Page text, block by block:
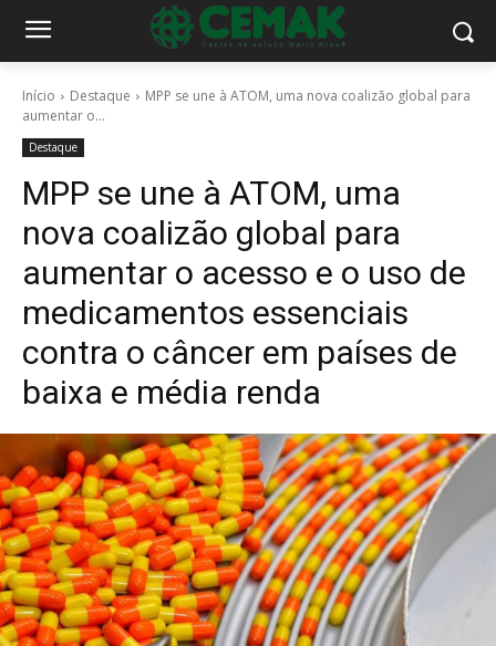
Início Destaque
MPP se une à ATOM, uma nova coalizão global para
aumentar o...
Destaque
MPP se une à ATOM, uma
nova coalizão global para
aumentar o acesso e o uso de
medicamentos essenciais
contra o câncer em países de
baixa e média renda